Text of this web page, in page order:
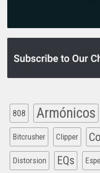
808 Armónicos
Bitcrusher Clipper
Distorsion EQs